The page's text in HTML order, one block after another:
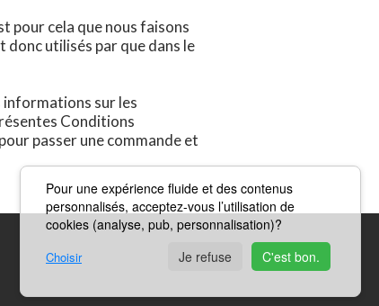
pour cela que nous faisons
donc utilisés par que dans le
informations sur les
Conditions
passer une commande et
Pour une expérience fluide et des contenus
personnalisés, acceptez-vous l’utilisation de
cookies (analyse, pub, personnalisation)?
Choisir Je refuse C'est bon.